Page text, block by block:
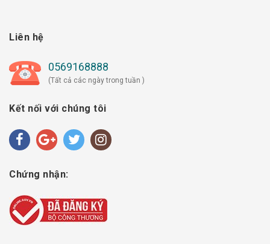
Liên hệ
0569168888
(Tất cả các ngày trong tuần )
Kết nối với chúng tôi
Chứng nhận: